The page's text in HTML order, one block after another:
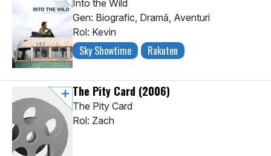
Into the Wild
Gen: Biografic, Dramă, Aventuri
Rol: Kevin
Sky Showtime Rakuten
The Pity Card (2006)
The Pity Card
Rol: Zach